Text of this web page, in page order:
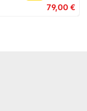
79,00 €